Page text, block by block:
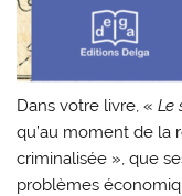
Dans votre livre, «Le
qu’au moment de la
criminalisée », que
problèmes